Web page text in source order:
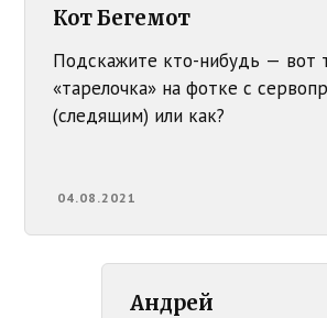
Кот Бегемот
Подскажите кто-нибудь — вот
«тарелочка» на фотке с
(следящим) или как?
04.08.2021
Андрей